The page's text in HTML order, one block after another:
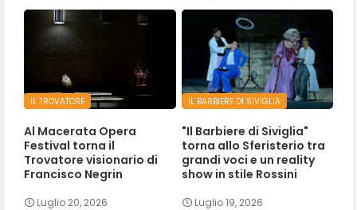
IL TROVATORE
Al Macerata Opera
Festival torna il
Trovatore visionario di
Francisco Negrin
Luglio 20, 2026
IL BARBIERE DI SIVIGLIA
"Il Barbiere di Siviglia"
torna allo Sferisterio tra
grandi voci e un reality
show in stile Rossini
Luglio 19, 2026